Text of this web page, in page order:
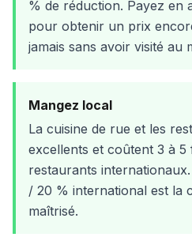
% de réduction. Payez en
pour obtenir un prix
jamais sans avoir visité au
Mangez local
La cuisine de rue et les
excellents et coûtent 3 à 5
restaurants
/ 20 % international est la
maîtrisé.